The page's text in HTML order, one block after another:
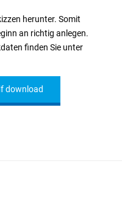
herunter. Somit
an richtig anlegen.
finden Sie unter
download